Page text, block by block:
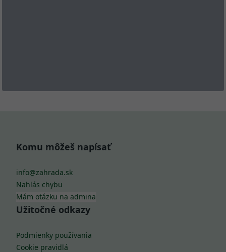
Komu môžeš napísať
info@zahrada.sk
Nahlás chybu
Mám otázku na admina
Užitočné odkazy
Podmienky používania
Cookie pravidlá